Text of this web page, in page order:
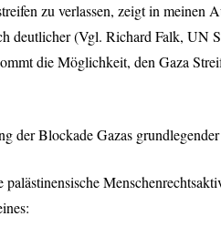
zu verlassen, zeigt in meinen
deutlicher (Vgl. Richard Falk, UN
die Möglichkeit, den Gaza
der Blockade Gazas